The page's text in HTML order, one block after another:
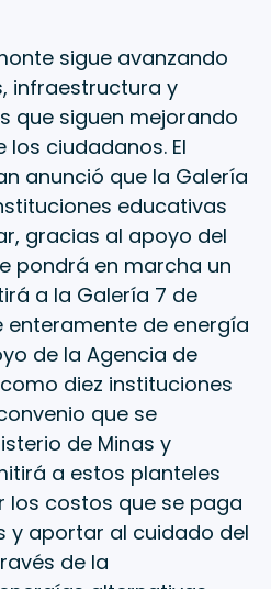
sigue avanzando
infraestructura y
que siguen mejorando
ciudadanos. El
anunció que la Galería
educativas
gracias al apoyo del
pondrá en marcha un
a la Galería 7 de
de energía
de la Agencia de
diez instituciones
que se
de Minas y
a estos planteles
los costos que se paga
y aportar al cuidado del
de la